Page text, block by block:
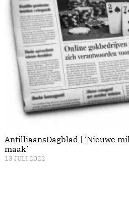
AntilliaansDagblad | ‘Nieuwe
maak’
13 JULI 2022